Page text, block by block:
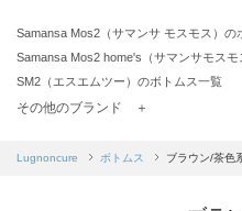
Samansa Mos2（サマンサ モスモス）の
Samansa Mos2 home's（サマンサモス
SM2（エスエムツー）のボトムス一覧
TSUHARU by Samansa Mos2（ツハル
Samansa Mos2 blue（サマンサモスモス
その他のブランド ＋
Lugnoncure ボトムス ブラウン/茶色